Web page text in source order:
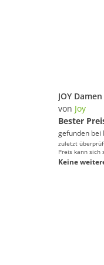
von Joy
Bester
gefunden bei
zuletzt
Preis kann sich
Keine